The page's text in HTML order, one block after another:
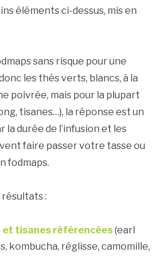
éléments ci-dessus, mis en
sans risque pour une
les thés verts, blancs, à la
poivrée, mais pour la plupart
tisanes…), la réponse est un
la durée de l’infusion et les
faire passer votre tasse ou
fodmaps.
résultats :
et tisanes référencées(earl
kombucha, réglisse, camomille,